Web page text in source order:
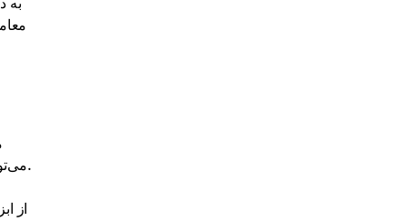
خاص مانند همگرایی و واگرایی میانگین متحرک (MACD) و RSI می‌تواند به شناسایی نقاط ورود و خروج بهینه در بازه‌های زمانی کوتاه کمک کند.
از